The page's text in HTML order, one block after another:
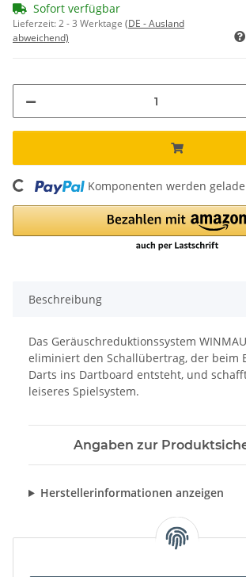
Sofort verfügbar
Lieferzeit:2 - 3 Werktage (DE - Ausland
abweichend)
Loading... Komponenten werden
Beschreibung
Das Geräuschreduktionssystem
eliminiert den Schallübertrag, der beim
Darts ins Dartboard entsteht, und
leiseres Spielsystem.
Angaben zur
Herstellerinformationen anzeigen